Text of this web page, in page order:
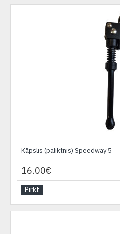
Kāpslis (paliktnis) Speedway 5
16.00€
Pirkt